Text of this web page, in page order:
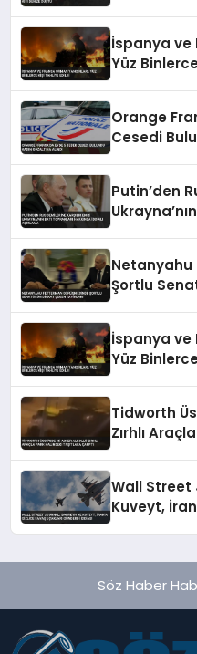
İspanya ve
Yüz
Orange
Cesedi
Putin’den
Netanyahu
Şortlu
İspanya ve
Yüz
Tidworth
Zırhlı
Wall Street
Kuveyt,
Söz Haber